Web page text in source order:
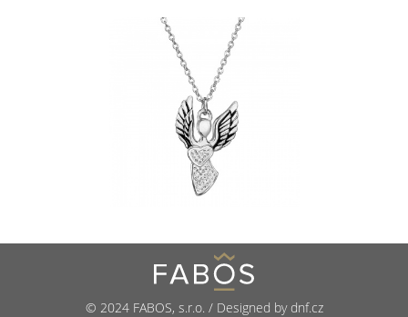
© 2024 FABOS, s.r.o. / Designed by dnf.cz